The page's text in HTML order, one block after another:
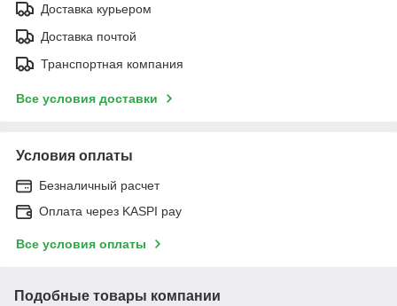
Доставка курьером
Доставка почтой
Транспортная компания
Все условия доставки
Условия оплаты
Безналичный расчет
Оплата через KASPI pay
Все условия оплаты
Подобные товары компании